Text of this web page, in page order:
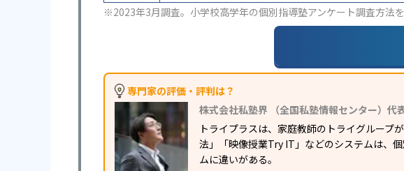
※2023年3月調査。 小学校高学年の個別指導塾アンケート調査方法
専門家の評価・評判は？
株式会社私塾界 （全国私塾情報センター）代
トライプラスは、家庭教師のトライグループ
法」「映像授業Try IT」などのシステムは、
ムに違いがある。